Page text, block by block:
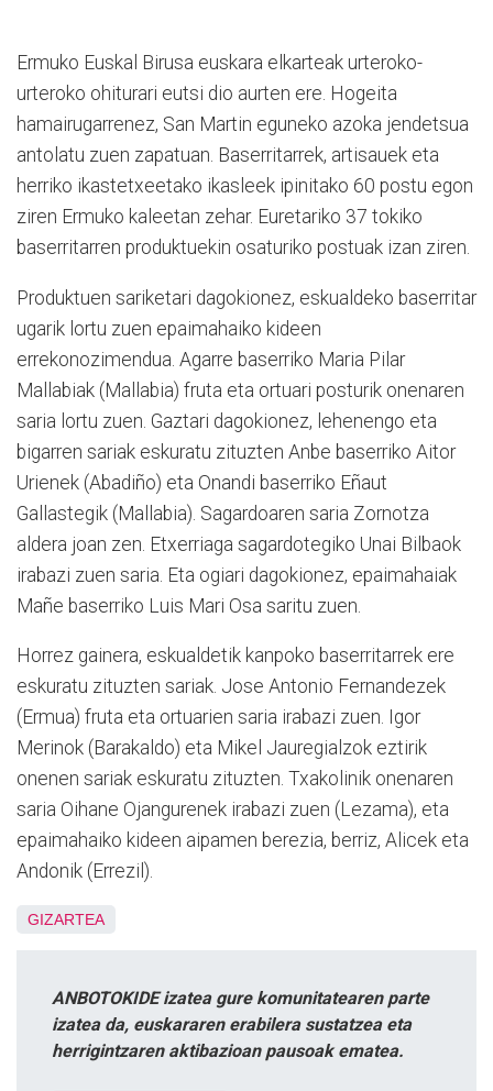
Ermuko Euskal Birusa euskara elkarteak urteroko-
urteroko ohiturari eutsi dio aurten ere. Hogeita
hamairugarrenez, San Martin eguneko azoka jendetsua
antolatu zuen zapatuan. Baserritarrek, artisauek eta
herriko ikastetxeetako ikasleek ipinitako 60 postu egon
ziren Ermuko kaleetan zehar. Euretariko 37 tokiko
baserritarren produktuekin osaturiko postuak izan ziren.
Produktuen sariketari dagokionez, eskualdeko baserritar
ugarik lortu zuen epaimahaiko kideen
errekonozimendua. Agarre baserriko Maria Pilar
Mallabiak (Mallabia) fruta eta ortuari posturik onenaren
saria lortu zuen. Gaztari dagokionez, lehenengo eta
bigarren sariak eskuratu zituzten Anbe baserriko Aitor
Urienek (Abadiño) eta Onandi baserriko Eñaut
Gallastegik (Mallabia). Sagardoaren saria Zornotza
aldera joan zen. Etxerriaga sagardotegiko Unai Bilbaok
irabazi zuen saria. Eta ogiari dagokionez, epaimahaiak
Mañe baserriko Luis Mari Osa saritu zuen.
Horrez gainera, eskualdetik kanpoko baserritarrek ere
eskuratu zituzten sariak. Jose Antonio Fernandezek
(Ermua) fruta eta ortuarien saria irabazi zuen. Igor
Merinok (Barakaldo) eta Mikel Jauregialzok eztirik
onenen sariak eskuratu zituzten. Txakolinik onenaren
saria Oihane Ojangurenek irabazi zuen (Lezama), eta
epaimahaiko kideen aipamen berezia, berriz, Alicek eta
Andonik (Errezil).
GIZARTEA
ANBOTOKIDE izatea gure komunitatearen parte
izatea da, euskararen erabilera sustatzea eta
herrigintzaren aktibazioan pausoak ematea.